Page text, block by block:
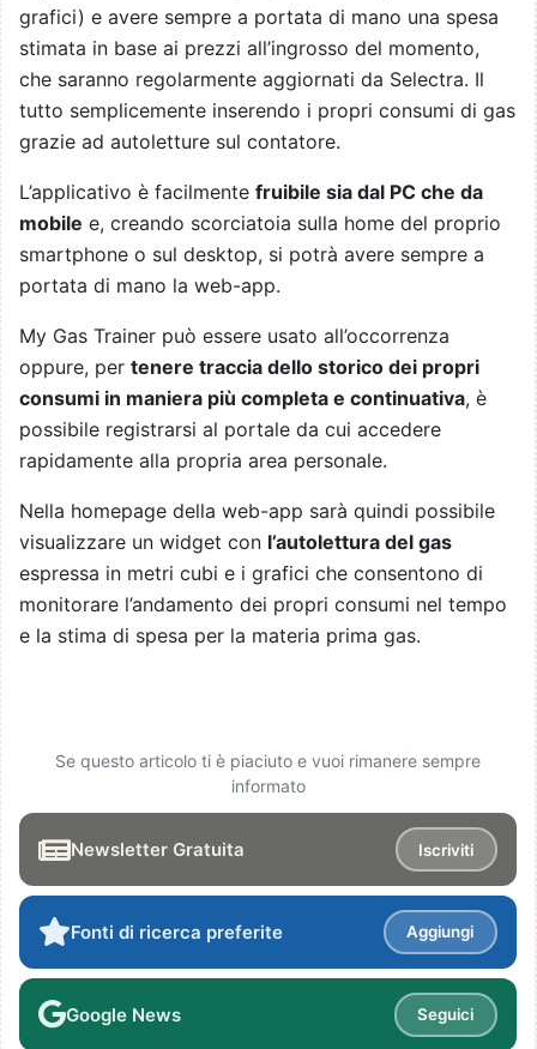
grafici) e avere sempre a portata di mano una spesa
stimata in base ai prezzi all’ingrosso del momento,
che saranno regolarmente aggiornati da Selectra. Il
tutto semplicemente inserendo i propri consumi di gas
grazie ad autoletture sul contatore.
L’applicativo è facilmente fruibile sia dal PC che da
mobile e, creando scorciatoia sulla home del proprio
smartphone o sul desktop, si potrà avere sempre a
portata di mano la web-app.
My Gas Trainer può essere usato all’occorrenza
oppure, per tenere traccia dello storico dei propri
consumi in maniera più completa e continuativa, è
possibile registrarsi al portale da cui accedere
rapidamente alla propria area personale.
Nella homepage della web-app sarà quindi possibile
visualizzare un widget con l’autolettura del gas
espressa in metri cubi e i grafici che consentono di
monitorare l’andamento dei propri consumi nel tempo
e la stima di spesa per la materia prima gas.
Se questo articolo ti è piaciuto e vuoi rimanere sempre
informato
Newsletter Gratuita Iscriviti
Fonti di ricerca preferite Aggiungi
Google News Seguici